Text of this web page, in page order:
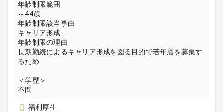
年齢制限範囲
～44歳
年齢制限該当事由
キャリア形成
年齢制限の理由
長期勤続によるキャリア形成を図る目的で若年層を募集す
るため
＜学歴＞
不問
福利厚生